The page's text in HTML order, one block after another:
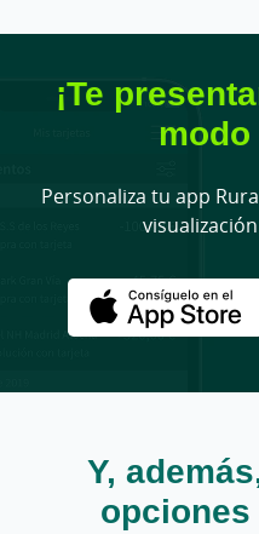
¡Te
Personaliza tu app
visualización
Y,